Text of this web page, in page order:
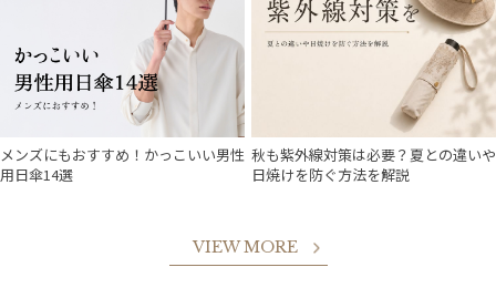
メンズにもおすすめ！かっこいい男性
用日傘14選
秋も紫外線対策は必要？夏との違いや
日焼けを防ぐ方法を解説
VIEW MORE